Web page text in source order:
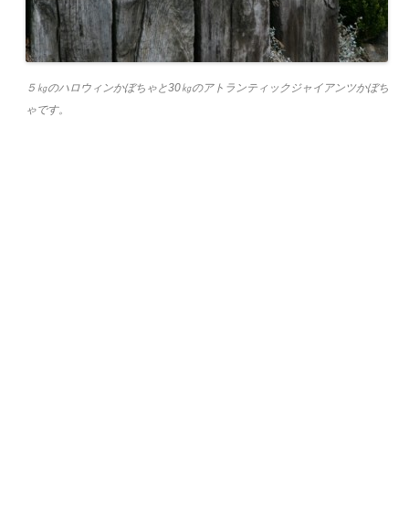
５㎏のハロウィンかぼちゃと30㎏のアトランティックジャイアンツかぼち
ゃです。